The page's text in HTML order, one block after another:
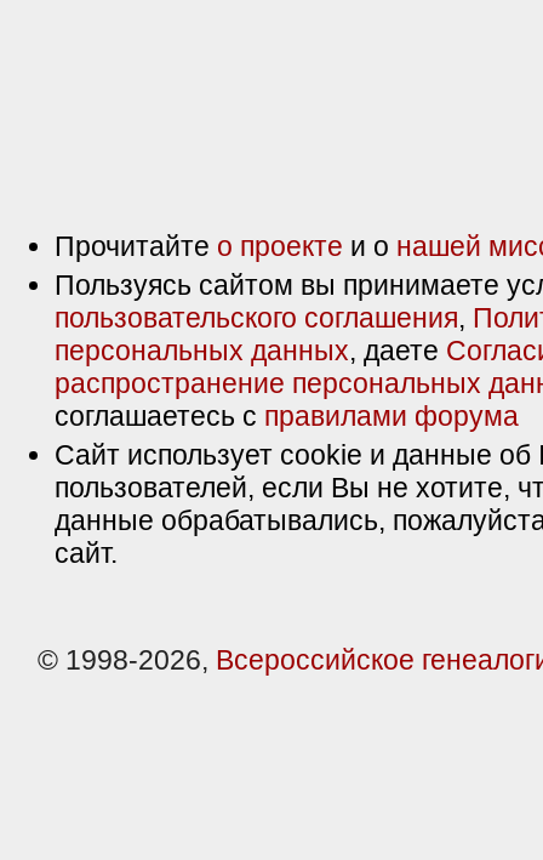
Прочитайте о проекте и о нашей
Пользуясь сайтом вы принимаете
пользовательского соглашения,
персональных данных, даете
распространение персональных
соглашаетесь с правилами форума
Сайт использует cookie и данные об
пользователей, если Вы не хотите,
данные обрабатывались,
сайт.
© 1998-2026, Всероссийское